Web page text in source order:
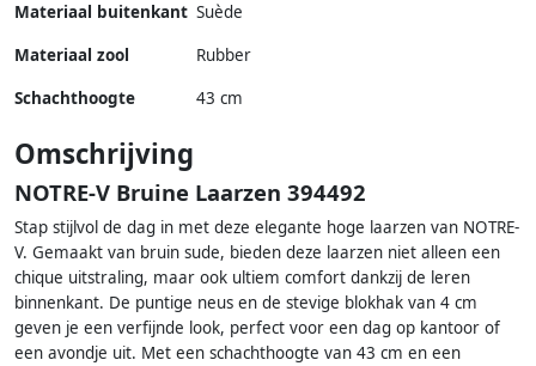
Materiaal buitenkant Suède
Materiaal zool
Rubber
Schachthoogte
43 cm
Omschrijving
NOTRE-V Bruine Laarzen 394492
Stap stijlvol de dag in met deze elegante hoge laarzen van NOTRE-
V. Gemaakt van bruin sude, bieden deze laarzen niet alleen een
chique uitstraling, maar ook ultiem comfort dankzij de leren
binnenkant. De puntige neus en de stevige blokhak van 4 cm
geven je een verfijnde look, perfect voor een dag op kantoor of
een avondje uit. Met een schachthoogte van 43 cm en een